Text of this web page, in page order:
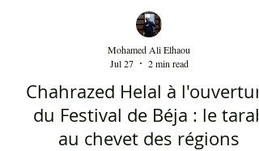
Chahrazed Helal à
du Festival de Béja : le tarab
au chevet des régions
Mohamed Ali Elhaou
Jul 27
2 min read